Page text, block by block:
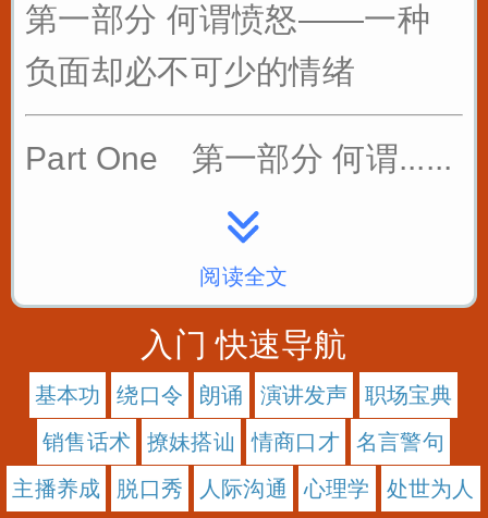
第一部分 何谓愤怒——一种
负面却必不可少的情绪
Part One 第一部分 何谓......
阅读全文
入门 快速导航
基本功 绕口令 朗诵 演讲发声
职场宝典
销售话术
撩妹搭讪 情商口才
名言警句
主播养成
脱口秀 人际沟通 心理学 处世为人